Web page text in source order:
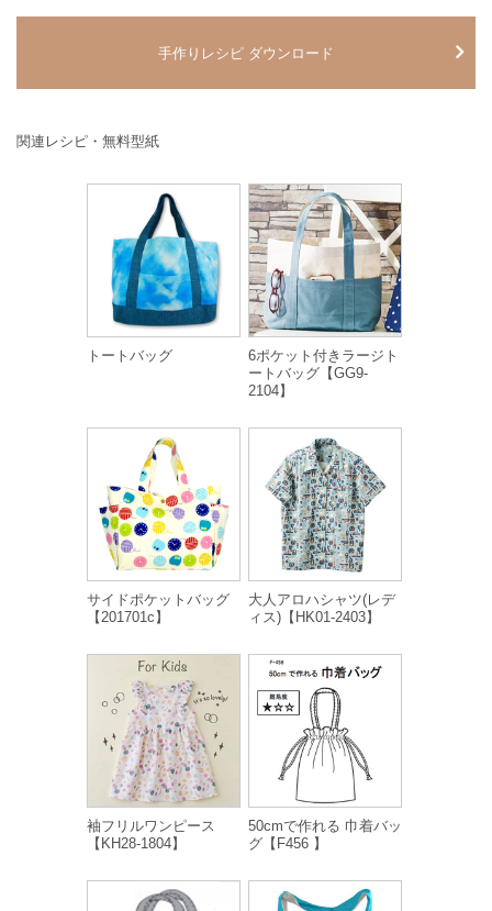
手作りレシピ ダウンロード
関連レシピ・無料型紙
トートバッグ
6ポケット付きラージト
ートバッグ【GG9-
2104】
サイドポケットバッグ
【201701c】
大人アロハシャツ(レデ
ィス)【HK01-2403】
袖フリルワンピース
【KH28-1804】
50cmで作れる 巾着バッ
グ【F456 】